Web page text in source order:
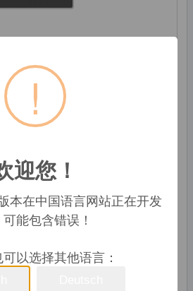
📣 询问价格
业有限公司
!
迎您！
本在中国语言网站正在开发
能包含错误！
以选择其他语言：